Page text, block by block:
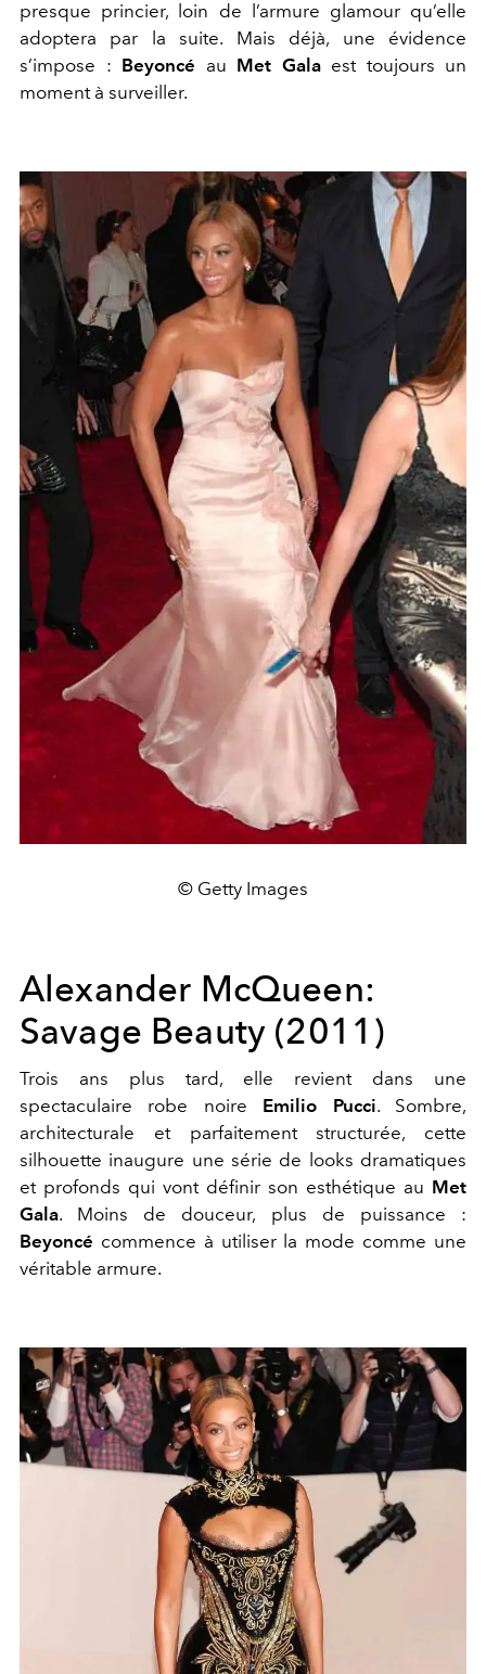
presque princier, loin de l’armure glamour qu’elle
adoptera par la suite. Mais déjà, une évidence
s’impose : Beyoncé au Met Galaest toujours un
moment à surveiller.
© Getty Images
Alexander McQueen:
Savage Beauty (2011)
Trois ans plus tard, elle revient dans une
spectaculaire robe noire Emilio Pucci. Sombre,
architecturale et parfaitement structurée, cette
silhouette inaugure une série de looks dramatiques
et profonds qui vont définir son esthétique au Met
Gala. Moins de douceur, plus de puissance :
Beyoncé commence à utiliser la mode comme une
véritable armure.